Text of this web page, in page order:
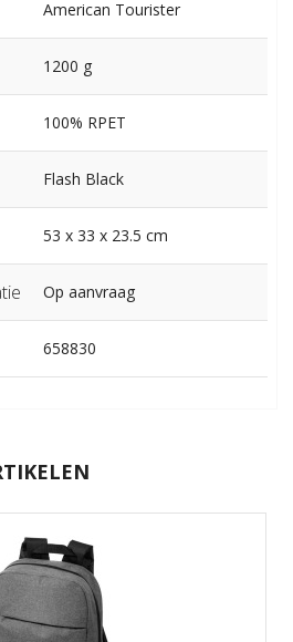
American Tourister
1200 g
100% RPET
Flash Black
53 x 33 x 23.5 cm
Op aanvraag
658830